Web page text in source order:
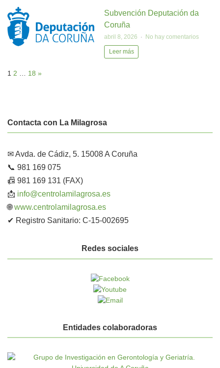
Subvención Deputación da
Coruña
abril 8, 2026 No hay comentarios
Leer más
1 2 18 »
Contacta con La Milagrosa
✉ Avda. de Cádiz, 5. 15008 A Coruña
📞 981 169 075
📠 981 169 131 (FAX)
📩 info@centrolamilagrosa.es
🌐www.centrolamilagrosa.es
✔ Registro Sanitario: C-15-002695
Redes sociales
Entidades colaboradoras